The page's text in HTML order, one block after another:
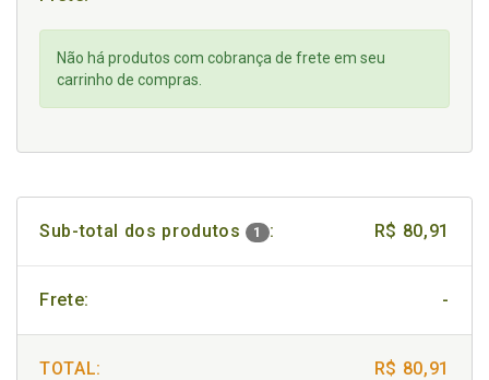
Não há produtos com cobrança de frete em seu
carrinho de compras.
Sub-total dos produtos 1 : R$ 80,91
Frete: -
TOTAL: R$ 80,91